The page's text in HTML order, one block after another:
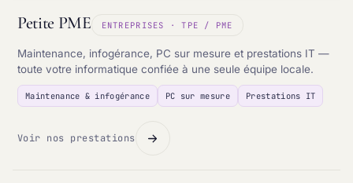
Petite PME ENTREPRISES · TPE / PME
Maintenance, infogérance, PC sur mesure et prestations IT —
toute votre informatique confiée à une seule équipe locale.
Maintenance & infogérance PC sur mesure Prestations IT
Voir nos prestations